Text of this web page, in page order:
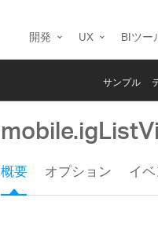
開発 UX BIツー
サンプル
概要 オプション イ